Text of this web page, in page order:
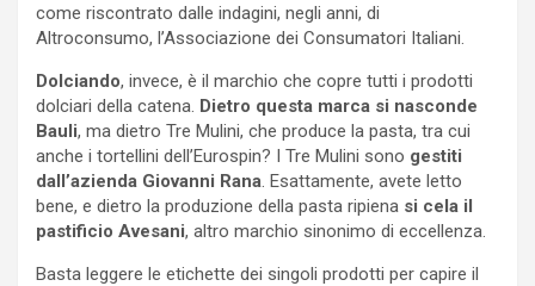
come riscontrato dalle indagini, negli anni, di
Altroconsumo, l’Associazione dei Consumatori Italiani.
Dolciando, invece, è il marchio che copre tutti i prodotti
dolciari della catena. Dietro questa marca si nasconde
Bauli, ma dietro Tre Mulini, che produce la pasta, tra cui
anche i tortellini dell’Eurospin? I Tre Mulini sono gestiti
dall’azienda Giovanni Rana. Esattamente, avete letto
bene, e dietro la produzione della pasta ripiena si cela il
pastificio Avesani, altro marchio sinonimo di eccellenza.
Basta leggere le etichette dei singoli prodotti per capire il